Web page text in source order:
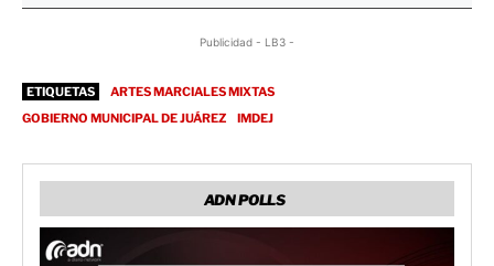
Publicidad - LB3 -
ETIQUETAS
ARTES MARCIALES MIXTAS
GOBIERNO MUNICIPAL DE JUÁREZ
IMDEJ
ADN POLLS